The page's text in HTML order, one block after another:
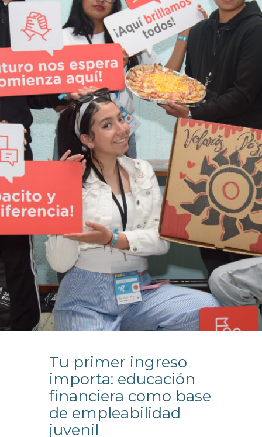
Tu primer ingreso
importa: educación
financiera como base
de empleabilidad
juvenil